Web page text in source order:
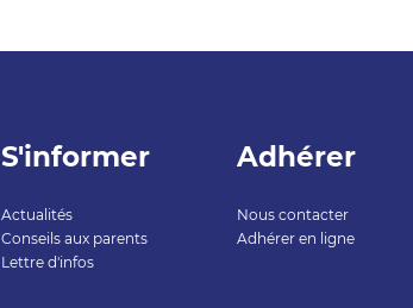
S'informer
Actualités
Conseils aux parents
Lettre d'infos
Adhérer
Nous contacter
Adhérer en ligne